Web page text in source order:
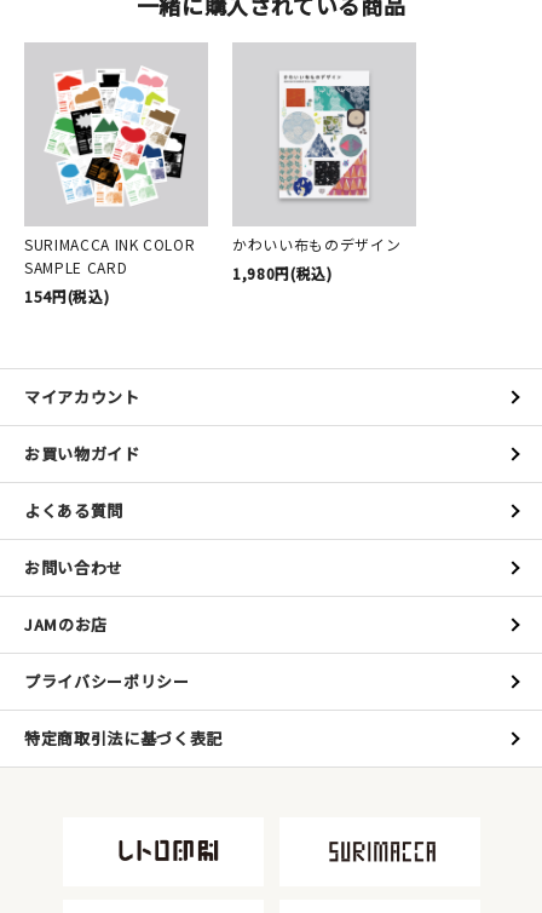
SURIMACCA INK COLOR
SAMPLE CARD
154円(税込)
かわいい布ものデザイン
1,980円(税込)
マイアカウント
お買い物ガイド
よくある質問
お問い合わせ
JAMのお店
プライバシーポリシー
特定商取引法に基づく表記